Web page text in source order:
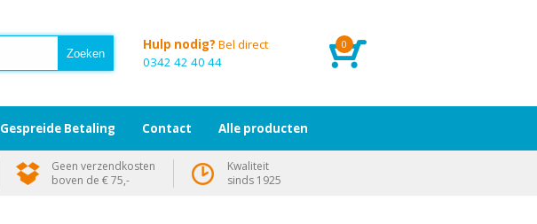
0
Hulp nodig? Bel direct
0342 42 40 44
Gespreide Betaling Contact Alle producten
Geen verzendkosten
boven de € 75,-
Kwaliteit
sinds 1925